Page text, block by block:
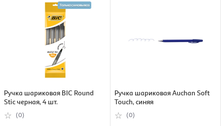
Ручка шариковая BIC Round
Stic черная, 4 шт.
(0)
Ручка шариковая Auchan Soft
Touch, синяя
(0)